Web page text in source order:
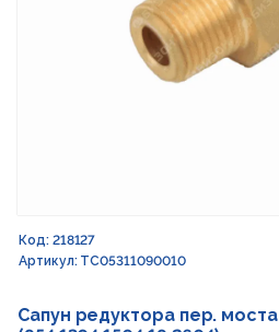
Код: 218127
Артикул: TC05311090010
Сапун редуктора пер. моста